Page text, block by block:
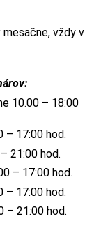
mesačne, vždy v
10.00 – 18:00
– 17:00 hod.
21:00 hod.
– 17:00 hod.
– 17:00 hod.
– 21:00 hod.